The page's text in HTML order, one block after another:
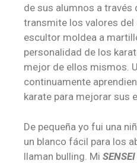
de sus alumnos a través
transmite los valores
escultor moldea a
personalidad de los
mejor de ellos mismos.
continuamente
karate para mejorar sus
De pequeña yo fui una
un blanco fácil para los
llaman bulling. Mi SENSEI